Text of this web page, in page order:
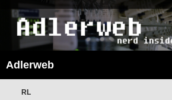
Adlerweb
SPRINGEN
RL